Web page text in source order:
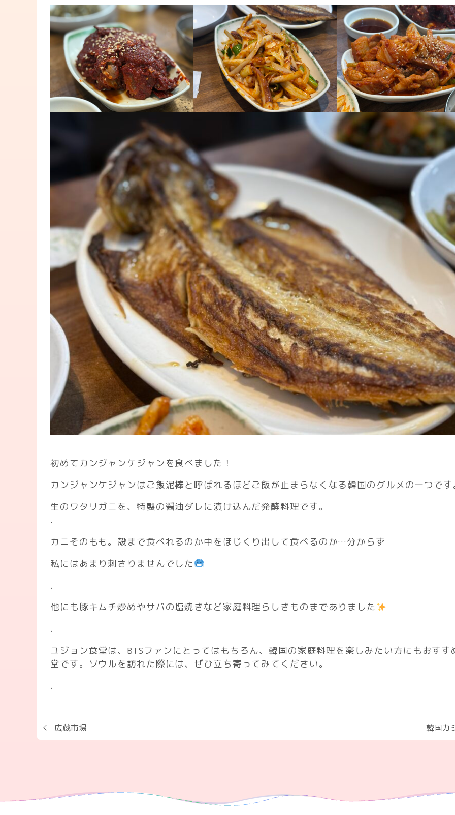
初めてカンジャンケジャンを食べました！
カンジャンケジャンはご飯泥棒と呼ばれるほどご飯が止まらなくなる韓国のグルメの一つで
生のワタリガニを、特製の醤油ダレに漬け込んだ発酵料理です。
.
カニそのもも。殻まで食べれるのか中をほじくり出して食べるのか…分からず
私にはあまり刺さりませんでした
.
他にも豚キムチ炒めやサバの塩焼きなど家庭料理らしきものまでありました
.
ユジョン食堂は、BTSファンにとってはもちろん、韓国の家庭料理を楽しみたい方にもおすす
堂です。ソウルを訪れた際には、ぜひ立ち寄ってみてください。
.
広蔵市場 韓国カ